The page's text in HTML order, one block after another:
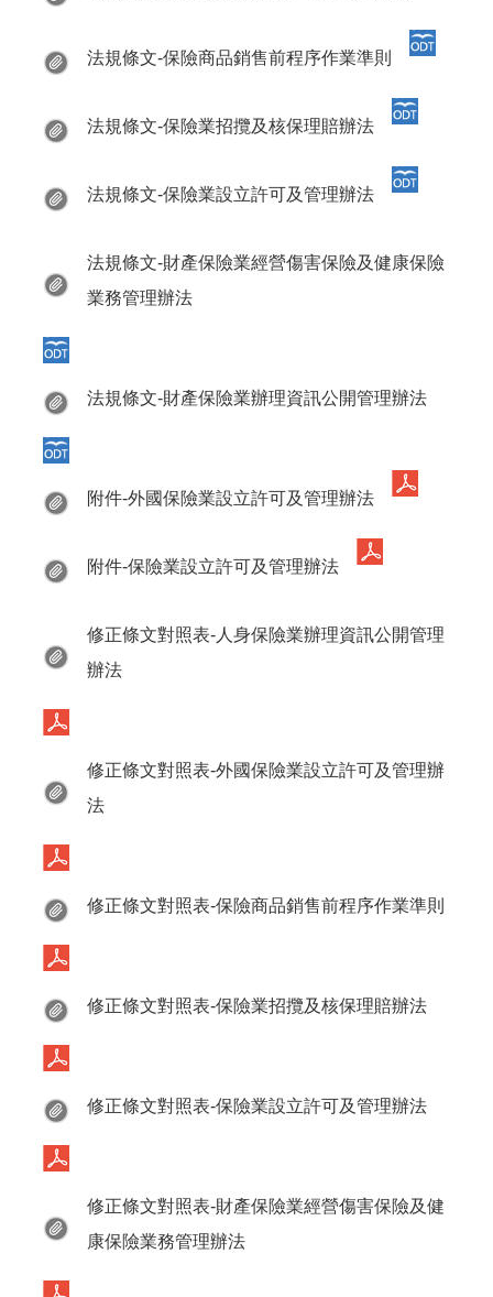
法規條文-保險商品銷售前程序作業準則
法規條文-保險業招攬及核保理賠辦法
法規條文-保險業設立許可及管理辦法
法規條文-財產保險業經營傷害保險及健康保險
業務管理辦法
法規條文-財產保險業辦理資訊公開管理辦法
附件-外國保險業設立許可及管理辦法
附件-保險業設立許可及管理辦法
修正條文對照表-人身保險業辦理資訊公開管理
辦法
修正條文對照表-外國保險業設立許可及管理辦
法
修正條文對照表-保險商品銷售前程序作業準則
修正條文對照表-保險業招攬及核保理賠辦法
修正條文對照表-保險業設立許可及管理辦法
修正條文對照表-財產保險業經營傷害保險及健
康保險業務管理辦法